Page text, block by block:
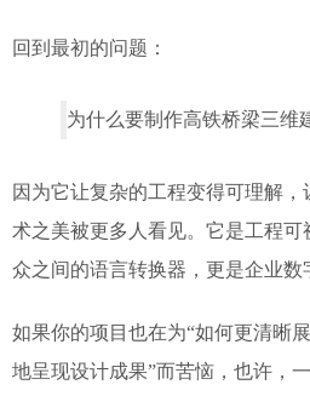
回到最初的问题：
为什么要制作高铁桥梁三维
因为它让复杂的工程变得可理解
术之美被更多人看见。它是工程
众之间的语言转换器，更是企业数
如果你的项目也在为“如何更清晰
地呈现设计成果”而苦恼，也许，